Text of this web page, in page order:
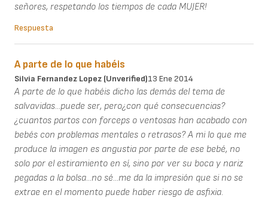
señores, respetando los tiempos de cada MUJER!
Respuesta
A parte de lo que habéis
Silvia Fernandez Lopez (unverified)13 Ene 2014
A parte de lo que habéis dicho las demás del tema de
salvavidas...puede ser, pero¿con qué consecuencias?
¿cuantos partos con forceps o ventosas han acabado con
bebés con problemas mentales o retrasos? A mi lo que me
produce la imagen es angustia por parte de ese bebé, no
solo por el estiramiento en sí, sino por ver su boca y nariz
pegadas a la bolsa...no sé...me da la impresión que si no se
extrae en el momento puede haber riesgo de asfixia.